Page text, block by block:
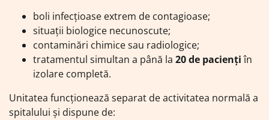
boli infecțioase extrem de contagioase;
situații biologice necunoscute;
contaminări chimice sau radiologice;
tratamentul simultan a până la 20 de paciențiîn
izolare completă.
Unitatea funcționează separat de activitatea normală a
spitalului și dispune de: